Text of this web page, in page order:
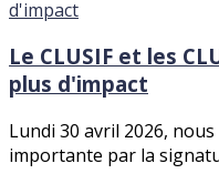
Le CLUSIF et les
plus d'impact
Lundi 30 avril 2026,
importante par la